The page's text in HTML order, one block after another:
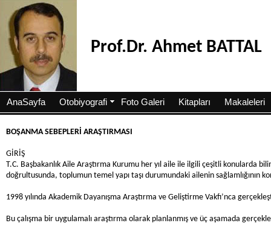
Prof.Dr. Ahmet BATTAL
AnaSayfa Otobiyografi Foto Galeri Kitapları Makaleleri
BOŞANMA SEBEPLERİ ARAŞTIRMASI
GİRİŞ
T.C. Başbakanlık Aile Araştırma Kurumu her yıl aile ile ilgili çeşitli konularda
doğrultusunda, toplumun temel yapı taşı durumundaki ailenin sağlamlığının
1998 yılında Akademik Dayanışma Araştırma ve Geliştirme Vakfı’nca
Bu çalışma bir uygulamalı araştırma olarak planlanmış ve üç aşamada